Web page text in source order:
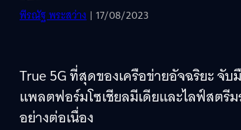
พีรณัฐ พระสว่าง | 17/08/2023
True 5G ที่สุดของเครือข่ายอัจฉริยะ จั
แพลตฟอร์มโซเชียลมีเดียและไลฟ์สตรี
อย่างต่อเนื่อง